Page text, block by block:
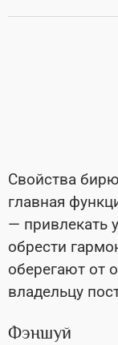
Свойства
главная
— привлекать
обрести
оберегают от
владельцу
Фэншуй